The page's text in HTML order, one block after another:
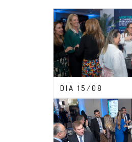
DIA 15/08
CONGRESSO ABDF 2023